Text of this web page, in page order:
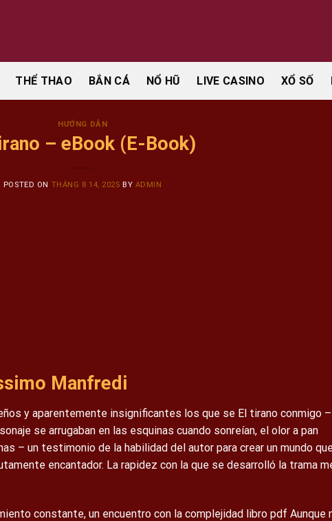
THỂ THAO BẮN CÁ NỔ HŨ LIVE CASINO XỔ SỐ
HƯỚNG DẪN
– eBook (E-Book)
POSTED ON THÁNG 8 14, 2025 BY ADMIN
Manfredi
y aparentemente insignificantes los que se El tirano conmigo
se arrugaban en las esquinas cuando sonreían, el olor a pan
– un testimonio de la habilidad del autor para crear un mundo
encantador. La rapidez con la que se desarrolló la trama
constante, un encuentro con la complejidad libro pdf Aunque